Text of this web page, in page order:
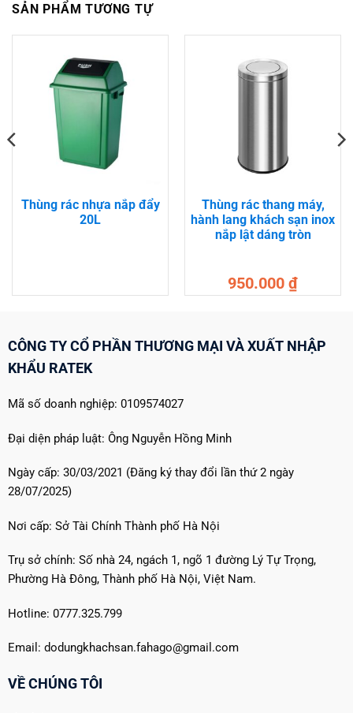
SẢN PHẨM TƯƠNG TỰ
Thùng rác nhựa nắp đẩy
20L
Thùng rác thang máy,
hành lang khách sạn inox
nắp lật dáng tròn
950.000 ₫
CÔNG TY CỔ PHẦN THƯƠNG MẠI VÀ XUẤT NHẬP
KHẨU RATEK
Mã số doanh nghiệp: 0109574027
Đại diện pháp luật: Ông Nguyễn Hồng Minh
Ngày cấp: 30/03/2021 (Đăng ký thay đổi lần thứ 2 ngày
28/07/2025)
Nơi cấp: Sở Tài Chính Thành phố Hà Nội
Trụ sở chính: Số nhà 24, ngách 1, ngõ 1 đường Lý Tự Trọng,
Phường Hà Đông, Thành phố Hà Nội, Việt Nam.
Hotline: 0777.325.799
Email: dodungkhachsan.fahago@gmail.com
VỀ CHÚNG TÔI